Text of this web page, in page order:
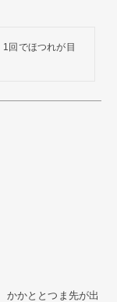
回でほつれが目
かかととつま先が出